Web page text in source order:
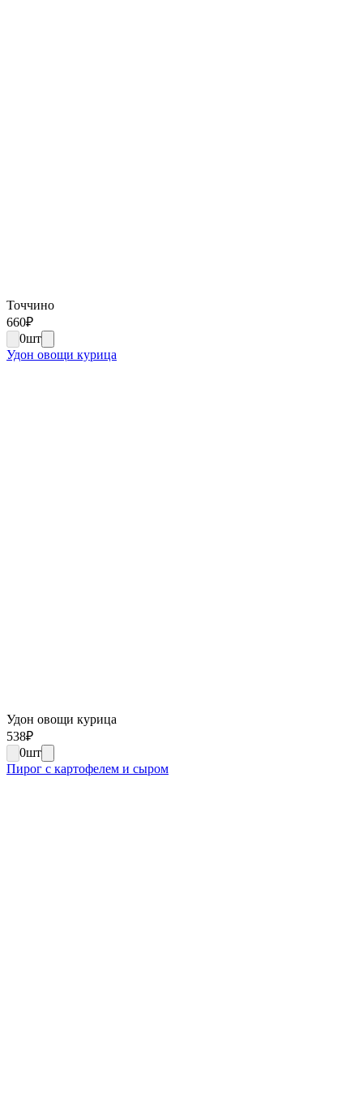
Точчино
660₽
0шт
Удон овощи курица
Удон овощи курица
538₽
0шт
Пирог с картофелем и сыром